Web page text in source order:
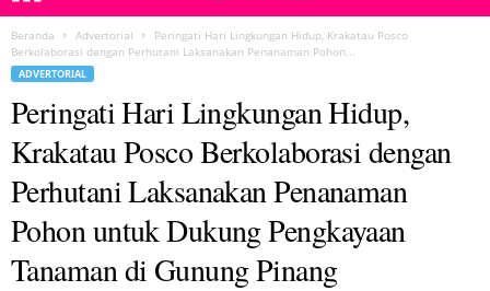
Beranda Advertorial
Peringati Hari Lingkungan Hidup, Krakatau Posco
Berkolaborasi dengan Perhutani Laksanakan Penanaman Pohon...
ADVERTORIAL
Peringati Hari Lingkungan Hidup,
Krakatau Posco Berkolaborasi dengan
Perhutani Laksanakan Penanaman
Pohon untuk Dukung Pengkayaan
Tanaman di Gunung Pinang